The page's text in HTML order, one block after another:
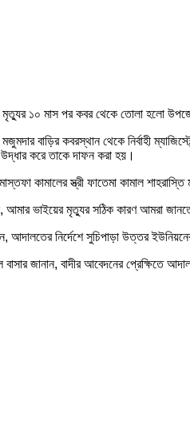
মৃত্যুর ১০ মাস পর কবর থেকে তোলা হলো
বাড়ির কবরস্থান থেকে নির্বাহী
করে তাকে দাফন করা হয়।
কামালের স্ত্রী ফাতেমা কামাল শাহরাস্তি
আমার ভাইয়ের মৃত্যুর সঠিক কারণ আমরা
আদালতের নির্দেশে সুচিপাড়া উত্তর
জানান, বাদীর আবেদনের প্রেক্ষিতে